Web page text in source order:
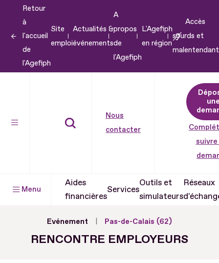
contenu
Retour
à
l'accueil
de
l'Agefiph
Site
emploi
Actualités &
événements
A
propos
de
l'Agefiph
L'Agefiph
en région
Accès
sourds et
Nous
contacter
suivre
Menu
Aides
financières
Services
Outils et
simulateurs
Réseaux
Evénement Pas-de-Calais (62)
RENCONTRE EMPLOYEURS